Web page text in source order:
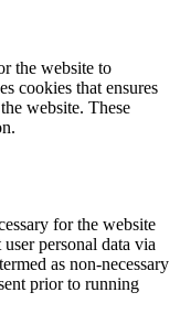
the website to
cookies that ensures
website. These
for the website
personal data via
as non-necessary
prior to running